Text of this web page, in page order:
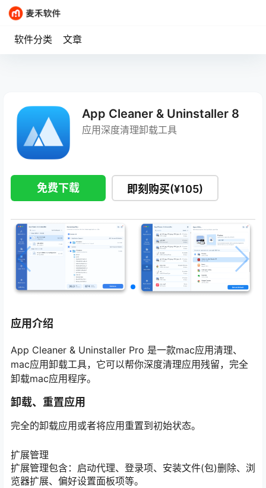
软件分类 文章
App Cleaner & Uninstaller 8
应用深度清理卸载工具
免费下载 即刻购买(¥105)
应用介绍
App Cleaner & Uninstaller Pro 是一款mac应用清理、
mac应用卸载工具，它可以帮你深度清理应用残留，完全
卸载mac应用程序。
卸载、重置应用
完全的卸载应用或者将应用重置到初始状态。
扩展管理
扩展管理包含：启动代理、登录项、安装文件(包)删除、浏
览器扩展、偏好设置面板项等。